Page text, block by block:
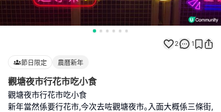
2 1
節日限定 農曆新年
觀塘夜市行花市吃小食
觀塘夜市行花市吃小食
新年當然係要行花市,今次去咗觀塘夜市｡入面大概係三條街,